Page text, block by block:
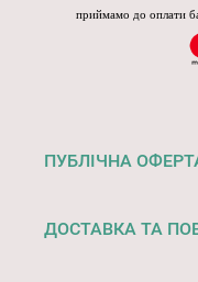
приймамо до оплати
ПУБЛІЧНА
ДОСТАВКА ТА